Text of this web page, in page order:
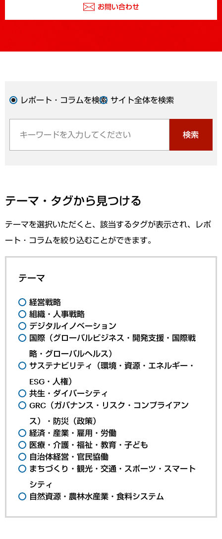
お問い合わせ
レポート・コラムを検索 サイト全体を検索
検索
テーマ・タグから見つける
テーマを選択いただくと、該当するタグが表示され、レポ
ート・コラムを絞り込むことができます。
テーマ
経営戦略
組織・人事戦略
デジタルイノベーション
国際（グローバルビジネス・開発支援・国際戦
略・グローバルヘルス）
サステナビリティ（環境・資源・エネルギー・
ESG・人権）
共生・ダイバーシティ
GRC（ガバナンス・リスク・コンプライアン
ス）・防災（政策）
経済・産業・雇用・労働
医療・介護・福祉・教育・子ども
自治体経営・官民協働
まちづくり・観光・交通・スポーツ・スマート
シティ
自然資源・農林水産業・食料システム